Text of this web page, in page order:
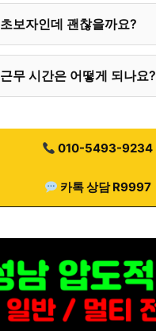
초보자인데 괜찮을까요?
근무 시간은 어떻게 되나요?
010-5493-9234
카톡 상담 R9997